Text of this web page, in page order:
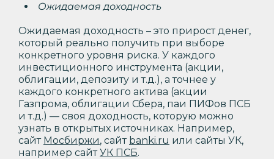
Ожидаемая доходность
Ожидаемая доходность – это прирост денег,
который реально получить при выборе
конкретного уровня риска. У каждого
инвестиционного инструмента (акции,
облигации, депозиту и т.д.), а точнее у
каждого конкретного актива (акции
Газпрома, облигации Сбера, паи ПИФов ПСБ
и т.д.) — своя доходность, которую можно
узнать в открытых источниках. Например,
сайт Мосбиржи, сайт banki.ru или сайты УК,
например сайтУК ПСБ.